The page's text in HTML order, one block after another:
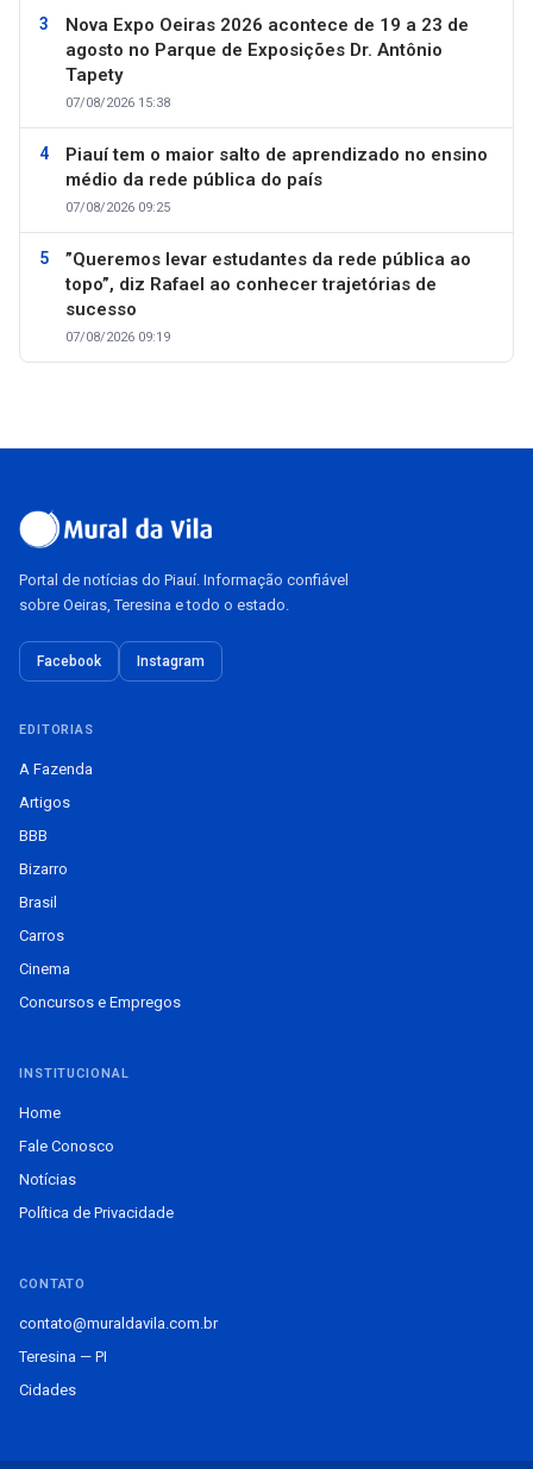
Nova Expo Oeiras 2026 acontece de 19 a 23 de
agosto no Parque de Exposições Dr. Antônio
Tapety
07/08/2026 15:38
Piauí tem o maior salto de aprendizado no ensino
médio da rede pública do país
07/08/2026 09:25
”Queremos levar estudantes da rede pública ao
topo”, diz Rafael ao conhecer trajetórias de
sucesso
07/08/2026 09:19
Portal de notícias do Piauí. Informação confiável
sobre Oeiras, Teresina e todo o estado.
Facebook Instagram
EDITORIAS
A Fazenda
Artigos
BBB
Bizarro
Brasil
Carros
Cinema
Concursos e Empregos
INSTITUCIONAL
Home
Fale Conosco
Notícias
Política de Privacidade
CONTATO
contato@muraldavila.com.br
Teresina — PI
Cidades